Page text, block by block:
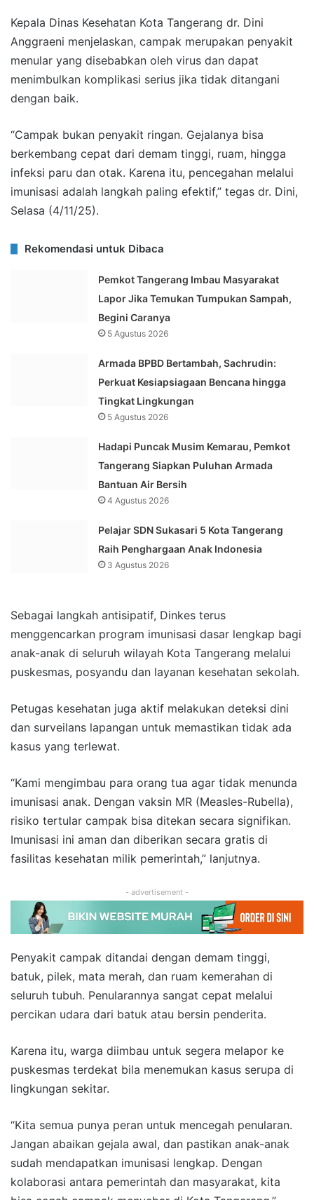
Kepala Dinas Kesehatan Kota Tangerang dr. Dini
Anggraeni menjelaskan, campak merupakan penyakit
menular yang disebabkan oleh virus dan dapat
menimbulkan komplikasi serius jika tidak ditangani
dengan baik.
“Campak bukan penyakit ringan. Gejalanya bisa
berkembang cepat dari demam tinggi, ruam, hingga
infeksi paru dan otak. Karena itu, pencegahan melalui
imunisasi adalah langkah paling efektif,” tegas dr. Dini,
Selasa (4/11/25).
Rekomendasi untuk Dibaca
Pemkot Tangerang Imbau Masyarakat
Lapor Jika Temukan Tumpukan Sampah,
Begini Caranya
5 Agustus 2026
Armada BPBD Bertambah, Sachrudin:
Perkuat Kesiapsiagaan Bencana hingga
Tingkat Lingkungan
5 Agustus 2026
Hadapi Puncak Musim Kemarau, Pemkot
Tangerang Siapkan Puluhan Armada
Bantuan Air Bersih
4 Agustus 2026
Pelajar SDN Sukasari 5 Kota Tangerang
Raih Penghargaan Anak Indonesia
3 Agustus 2026
Sebagai langkah antisipatif, Dinkes terus
menggencarkan program imunisasi dasar lengkap bagi
anak-anak di seluruh wilayah Kota Tangerang melalui
puskesmas, posyandu dan layanan kesehatan sekolah.
Petugas kesehatan juga aktif melakukan deteksi dini
dan surveilans lapangan untuk memastikan tidak ada
kasus yang terlewat.
“Kami mengimbau para orang tua agar tidak menunda
imunisasi anak. Dengan vaksin MR (Measles-Rubella),
risiko tertular campak bisa ditekan secara signifikan.
Imunisasi ini aman dan diberikan secara gratis di
fasilitas kesehatan milik pemerintah,” lanjutnya.
- advertisement -
Penyakit campak ditandai dengan demam tinggi,
batuk, pilek, mata merah, dan ruam kemerahan di
seluruh tubuh. Penularannya sangat cepat melalui
percikan udara dari batuk atau bersin penderita.
Karena itu, warga diimbau untuk segera melapor ke
puskesmas terdekat bila menemukan kasus serupa di
lingkungan sekitar.
“Kita semua punya peran untuk mencegah penularan.
Jangan abaikan gejala awal, dan pastikan anak-anak
sudah mendapatkan imunisasi lengkap. Dengan
kolaborasi antara pemerintah dan masyarakat, kita